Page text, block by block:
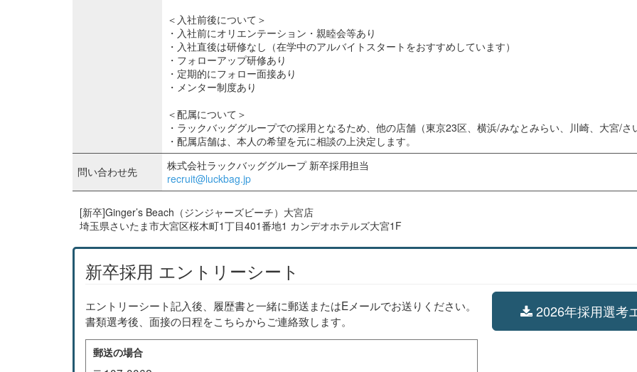
＜入社前後について＞
・入社前にオリエンテーション・親睦会等あり
・入社直後は研修なし（在学中のアルバイトスタートをおすすめしています）
・フォローアップ研修あり
・定期的にフォロー面接あり
・メンター制度あり
＜配属について＞
・ラックバッググループでの採用となるため、他の店舗（東京23区、横浜/みなとみらい、川崎、大宮/さ
・配属店舗は、本人の希望を元に相談の上決定します。
問い合わせ先
株式会社ラックバッググループ 新卒採用担当
recruit@luckbag.jp
[新卒]Ginger’s Beach（ジンジャーズビーチ）大宮店
埼玉県さいたま市大宮区桜木町1丁目401番地1 カンデオホテルズ大宮1F
新卒採用 エントリーシート
2026年採用選考
エントリーシート記入後、履歴書と一緒に郵送またはEメールでお送りください。
書類選考後、面接の日程をこちらからご連絡致します。
郵送の場合